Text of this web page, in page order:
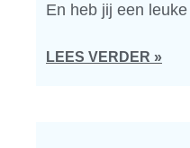
En heb jij een leuke
LEES VERDER »